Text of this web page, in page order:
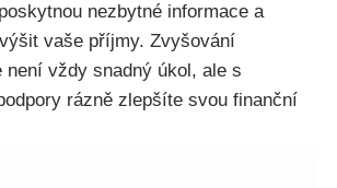
nezbytné informace a
vaše příjmy. Zvyšování
není vždy snadný úkol, ale s
rázně zlepšíte svou finanční